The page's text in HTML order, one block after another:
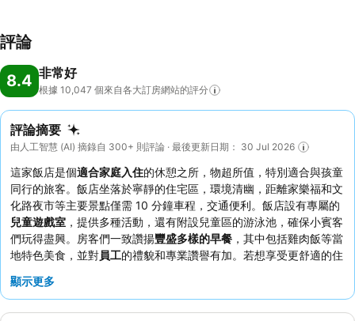
評論
8.4 非常好
根據 10,047 個來自各大訂房網站的評分
評論摘要
由人工智慧 (AI) 摘錄自 300+ 則評論 · 最後更新日期： 30 Jul 2026
這家飯店是個適合家庭入住的休憩之所，物超所值，特別適合與孩童
同行的旅客。飯店坐落於寧靜的住宅區，環境清幽，距離家樂福和文
化路夜市等主要景點僅需 10 分鐘車程，交通便利。飯店設有專屬的
兒童遊戲室 ，提供多種活動，還有附設兒童區的游泳池，確保小賓客
們玩得盡興。房客們一致讚揚豐盛多樣的早餐 ，其中包括雞肉飯等當
地特色美食，並對員工的禮貌和專業讚譽有加。若想享受更舒適的住
庭入住。
顯示更多